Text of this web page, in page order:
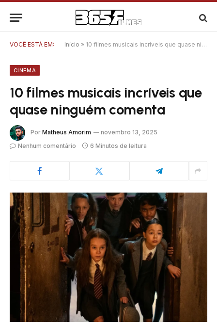
VOCÊ ESTÁ EM: Início » 10 filmes musicais incríveis que quase ninguém comenta
CINEMA
10 filmes musicais incríveis que
quase ninguém comenta
Por Matheus Amorim
novembro 13, 2025
Nenhum comentário
6 Minutos de leitura